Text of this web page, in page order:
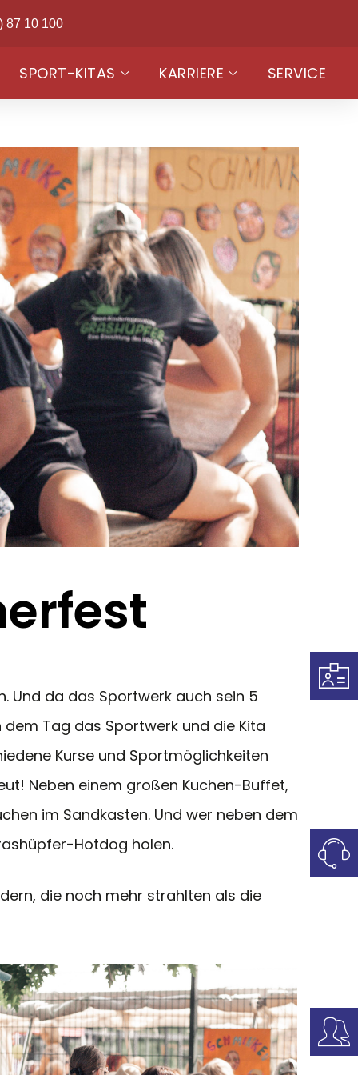
87 10 100
SPORT-KITAS KARRIERE SERVICE
Und da das Sportwerk auch sein 5
Tag das Sportwerk und die Kita
Kurse und Sportmöglichkeiten
Neben einem großen Kuchen-Buffet,
im Sandkasten. Und wer neben dem
Hotdog holen.
die noch mehr strahlten als die